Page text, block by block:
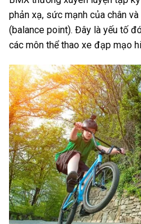
phản xạ, sức mạnh của chân
(balance point). Đây là yếu tố
các môn thể thao xe đạp mạo